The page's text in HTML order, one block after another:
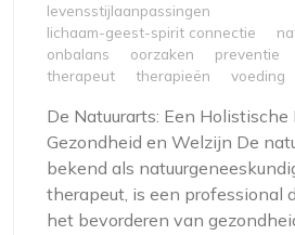
levensstijlaanpassingen
lichaam-geest-spirit connectie
onbalans
oorzaken preventie
therapeut
therapieën voeding
De Natuurarts: Een
Gezondheid en Welzijn De
bekend als
therapeut, is een professional
het bevorderen van